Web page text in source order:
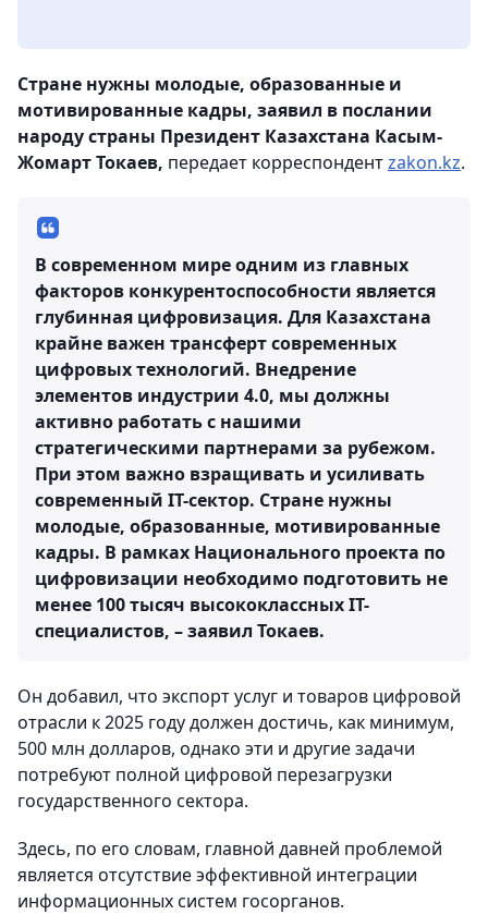
Стране нужны молодые, образованные и
мотивированные кадры, заявил в послании
народу страны Президент Казахстана Касым-
Жомарт Токаев, передает корреспондентzakon.kz.
В современном мире одним из главных
факторов конкурентоспособности является
глубинная цифровизация. Для Казахстана
крайне важен трансферт современных
цифровых технологий. Внедрение
элементов индустрии 4.0, мы должны
активно работать с нашими
стратегическими партнерами за рубежом.
При этом важно взращивать и усиливать
современный IT-сектор. Стране нужны
молодые, образованные, мотивированные
кадры. В рамках Национального проекта по
цифровизации необходимо подготовить не
менее 100 тысяч высококлассных IT-
специалистов, – заявил Токаев.
Он добавил, что экспорт услуг и товаров цифровой
отрасли к 2025 году должен достичь, как минимум,
500 млн долларов, однако эти и другие задачи
потребуют полной цифровой перезагрузки
государственного сектора.
Здесь, по его словам, главной давней проблемой
является отсутствие эффективной интеграции
информационных систем госорганов.